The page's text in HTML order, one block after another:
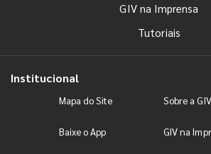
GIV na Imprensa
Tutoriais
Institucional
Mapa do Site Sobre a
Baixe o App GIV na